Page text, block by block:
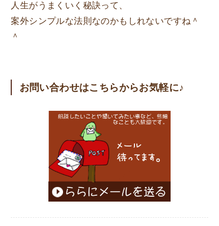
人生がうまくいく秘訣って、
案外シンプルな法則なのかもしれないですね＾
＾
お問い合わせはこちらからお気軽に♪